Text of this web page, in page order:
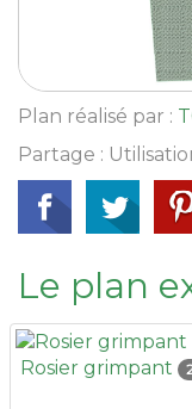
Plan réalisé par :
Partage :
Le plan
Rosier grimpant